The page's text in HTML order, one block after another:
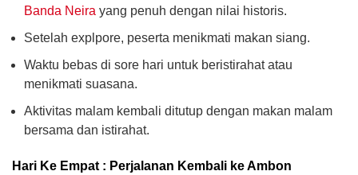
Banda Neira yang penuh dengan nilai historis.
Setelah explpore, peserta menikmati makan siang.
Waktu bebas di sore hari untuk beristirahat atau
menikmati suasana.
Aktivitas malam kembali ditutup dengan makan malam
bersama dan istirahat.
Hari Ke Empat : Perjalanan Kembali ke Ambon